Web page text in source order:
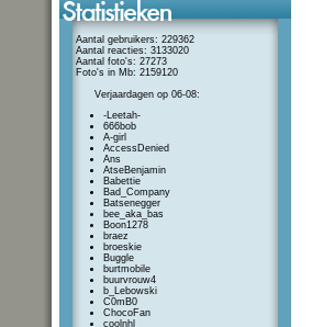
Aantal gebruikers: 229362
Aantal reacties: 3133020
Aantal foto's: 27273
Foto's in Mb: 2159120
Verjaardagen op 06-08:
-Leetah-
666bob
A-girl
AccessDenied
Ans
AtseBenjamin
Babettie
Bad_Company
Batsenegger
bee_aka_bas
Boon1278
braez
broeskie
Buggle
burtmobile
buurvrouw4
b_Lebowski
C0mB0
ChocoFan
coolnhl